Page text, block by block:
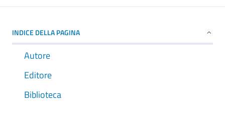
INDICE DELLA PAGINA
Autore
Editore
Biblioteca